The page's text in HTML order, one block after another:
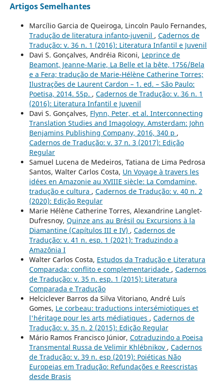
Artigos Semelhantes
Marcílio Garcia de Queiroga, Lincoln Paulo Fernandes,
Tradução de literatura infanto-juvenil , Cadernos de
Tradução: v. 36 n. 1 (2016): Literatura Infantil e Juvenil
Davi S. Gonçalves, Andréia Riconi, Leprince de
Beamont, Jeanne-Marie, La Belle et la bête, 1756/Bela
e a Fera; tradução de Marie-Hélène Catherine Torres;
Ilustrações de Laurent Cardon – 1. ed. – São Paulo:
Poetisa, 2014. 55p. , Cadernos de Tradução: v. 36 n. 1
(2016): Literatura Infantil e Juvenil
Davi S. Gonçalves, Flynn, Peter, et al. Interconnecting
Translation Studies and Imagology. Amsterdam: John
Benjamins Publishing Company, 2016, 340 p ,
Cadernos de Tradução: v. 37 n. 3 (2017): Edição
Regular
Samuel Lucena de Medeiros, Tatiana de Lima Pedrosa
Santos, Walter Carlos Costa, Un Voyage à travers les
idées en Amazonie au XVIIIE siècle: La Comdamine,
tradução e cultura , Cadernos de Tradução: v. 40 n. 2
(2020): Edição Regular
Marie Hélène Catherine Torres, Alexandrine Langlet-
Dufresnoy, Quinze ans au Brésil ou Excursions à la
Diamantine (Capítulos III e IV) , Cadernos de
Tradução: v. 41 n. esp. 1 (2021): Traduzindo a
Amazônia I
Walter Carlos Costa, Estudos da Tradução e Literatura
Comparada: conflito e complementaridade , Cadernos
de Tradução: v. 35 n. esp. 1 (2015): Literatura
Comparada e Tradução
Helciclever Barros da Silva Vitoriano, André Luís
Gomes, Le corbeau: traductions intersémiotiques et
l'héritage pour les arts médiatiques , Cadernos de
Tradução: v. 35 n. 2 (2015): Edição Regular
Mário Ramos Francisco Júnior, Cotraduzindo a Poeisa
Transmental Russa de Velimir Khlébnikov , Cadernos
de Tradução: v. 39 n. esp (2019): Poiéticas Não
Europeias em Tradução: Refundações e Reescristas
desde Brasis